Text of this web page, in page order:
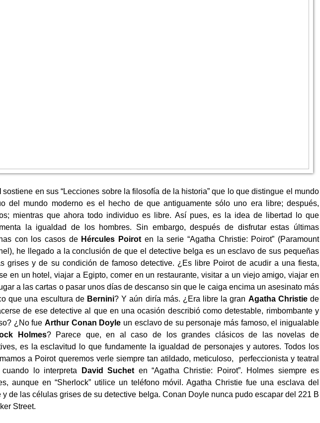
sostiene en sus “Lecciones sobre la filosofía de la historia” que lo que distingue el mundo
del mundo moderno es el hecho de que antiguamente sólo uno era libre; después,
mientras que ahora todo individuo es libre. Así pues, es la idea de libertad lo que
la igualdad de los hombres. Sin embargo, después de disfrutar estas últimas
con los casos de Hércules Poirot en la serie “Agatha Christie: Poirot” (Paramount
he llegado a la conclusión de que el detective belga es un esclavo de sus pequeñas
grises y de su condición de famoso detective. ¿Es libre Poirot de acudir a una fiesta,
en un hotel, viajar a Egipto, comer en un restaurante, visitar a un viejo amigo, viajar en
a las cartas o pasar unos días de descanso sin que le caiga encima un asesinato más
que una escultura de Bernini? Y aún diría más. ¿Era libre la gran Agatha Christiede
de ese detective al que en una ocasión describió como detestable, rimbombante y
¿No fue Arthur Conan Doyle un esclavo de su personaje más famoso, el inigualable
Holmes? Parece que, en al caso de los grandes clásicos de las novelas de
es la esclavitud lo que fundamente la igualdad de personajes y autores. Todos los
a Poirot queremos verle siempre tan atildado, meticuloso, perfeccionista y teatral
cuando lo interpreta David Suchet en “Agatha Christie: Poirot”. Holmes siempre es
aunque en “Sherlock” utilice un teléfono móvil. Agatha Christie fue una esclava del
y de las células grises de su detective belga. Conan Doyle nunca pudo escapar del 221 B
Street.